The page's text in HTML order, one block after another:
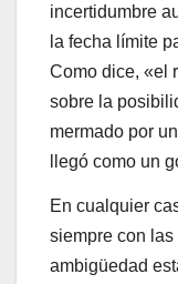
incertidumbre
la fecha límite
Como dice, «el
sobre la
mermado por
llegó como un
En cualquier
siempre con
ambigüedad